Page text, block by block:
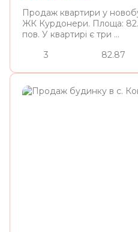
Продаж квартири у
ЖК Курдонери. Площа:
пов. У квартирі є три ...
3
82.87